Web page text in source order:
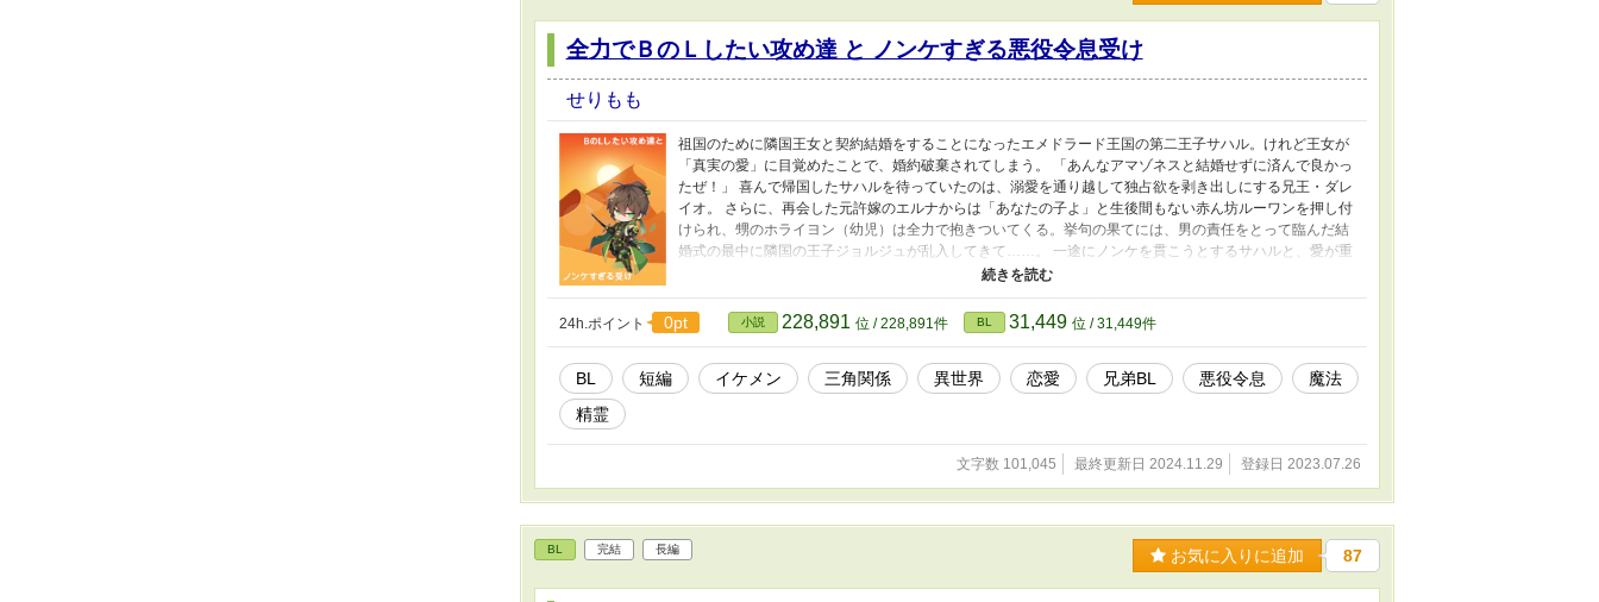
全力でＢのＬしたい攻め達 と ノンケすぎる悪役令息受け
せりもも
祖国のために隣国王女と契約結婚をすることになったエメドラード王国の第二王子サハル。けれど王女が
「真実の愛」に目覚めたことで、婚約破棄されてしまう。 「あんなアマゾネスと結婚せずに済んで良かっ
たぜ！」 喜んで帰国したサハルを待っていたのは、溺愛を通り越して独占欲を剥き出しにする兄王・ダレ
イオ。 さらに、再会した元許嫁のエルナからは「あなたの子よ」と生後間もない赤ん坊ルーワンを押し付
けられ、甥のホライヨン（幼児）は全力で抱きついてくる。挙句の果てには、男の責任をとって臨んだ結
婚式の最中に隣国の王子ジョルジュが乱入してきて……。 一途にノンケを貫こうとするサハルと、愛が重
すぎる攻めたち。 さらに、出生の秘密、緑色の肌の王位継承、そして愛息（？）ルーワンの正体と
な宮廷BLコメディ！
24h.ポイント 0pt 小説 228,891 位 / 228,891件 BL 31,449 位 / 31,449件
BL 短編 イケメン 三角関係 異世界 恋愛 兄弟BL 悪役令息
魔法
精霊
文字数 101,045 最終更新日 2024.11.29 登録日 2023.07.26
BL 完結 長編 お気に入りに追加 87